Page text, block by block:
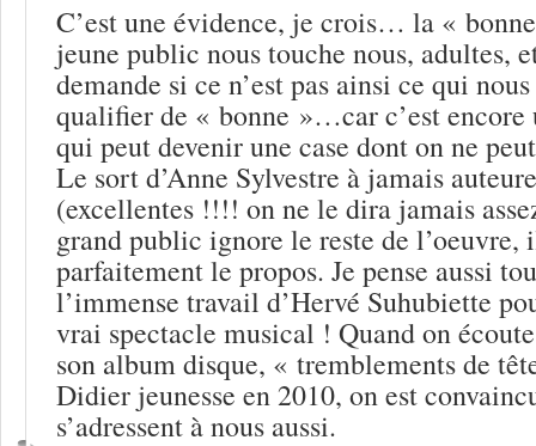
C’est une évidence, je crois… la «
jeune public nous touche nous, adultes,
demande si ce n’est pas ainsi ce qui
qualifier de « bonne »…car c’est encore
qui peut devenir une case dont on ne
Le sort d’Anne Sylvestre à jamais
(excellentes !!!! on ne le dira jamais
grand public ignore le reste de l’oeuvre,
parfaitement le propos. Je pense aussi
l’immense travail d’Hervé Suhubiette
vrai spectacle musical ! Quand on
son album disque, « tremblements de
Didier jeunesse en 2010, on est
s’adressent à nous aussi.